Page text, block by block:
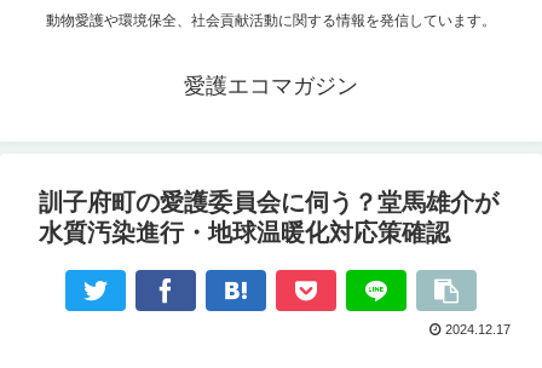
動物愛護や環境保全、社会貢献活動に関する情報を発信しています。
愛護エコマガジン
訓子府町の愛護委員会に伺う？堂馬雄介が
水質汚染進行・地球温暖化対応策確認
2024.12.17